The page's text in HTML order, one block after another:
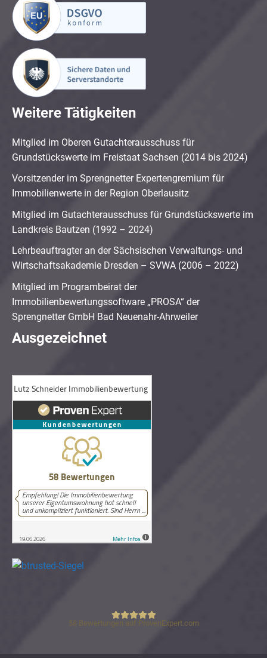
Weitere Tätigkeiten
Mitglied im Oberen Gutachterausschuss für
Grundstückswerte im Freistaat Sachsen (2014 bis 2024)
Vorsitzender im Sprengnetter Expertengremium für
Immobilienwerte in der Region Oberlausitz
Mitglied im Gutachterausschuss für Grundstückswerte im
Landkreis Bautzen (1992 – 2024)
Lehrbeauftragter an der Sächsischen Verwaltungs- und
Wirtschaftsakademie Dresden – SVWA (2006 – 2022)
Mitglied im Programbeirat der
Immobilienbewertungssoftware „PROSA“ der
Sprengnetter GmbH Bad Neuenahr-Ahrweiler
Ausgezeichnet
Lutz Schneider Immobilienbewertung
58 Bewertungen auf ProvenExpert.com